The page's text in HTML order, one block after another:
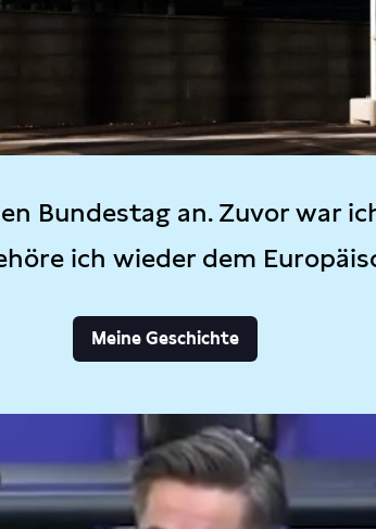
Bundestag an. Zuvor war
ich wieder dem
Meine Geschichte